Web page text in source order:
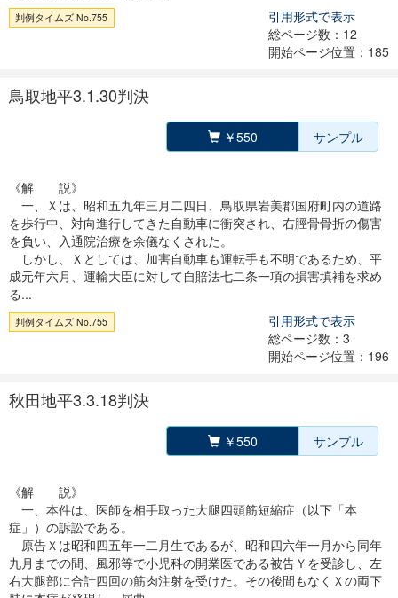
判例タイムズ No.755
引用形式で表示
総ページ数：12
開始ページ位置：185
鳥取地平3.1.30判決
￥550 サンプル
《解 説》
一、Ｘは、昭和五九年三月二四日、鳥取県岩美郡国府町内の道路
を歩行中、対向進行してきた自動車に衝突され、右脛骨骨折の傷害
を負い、入通院治療を余儀なくされた。
しかし、Ｘとしては、加害自動車も運転手も不明であるため、平
成元年六月、運輸大臣に対して自賠法七二条一項の損害填補を求め
る...
判例タイムズ No.755
引用形式で表示
総ページ数：3
開始ページ位置：196
秋田地平3.3.18判決
￥550 サンプル
《解 説》
一、本件は、医師を相手取った大腿四頭筋短縮症（以下「本
症」）の訴訟である。
原告Ｘは昭和四五年一二月生であるが、昭和四六年一月から同年
九月までの間、風邪等で小児科の開業医である被告Ｙを受診し、左
右大腿部に合計四回の筋肉注射を受けた。その後間もなくＸの両下